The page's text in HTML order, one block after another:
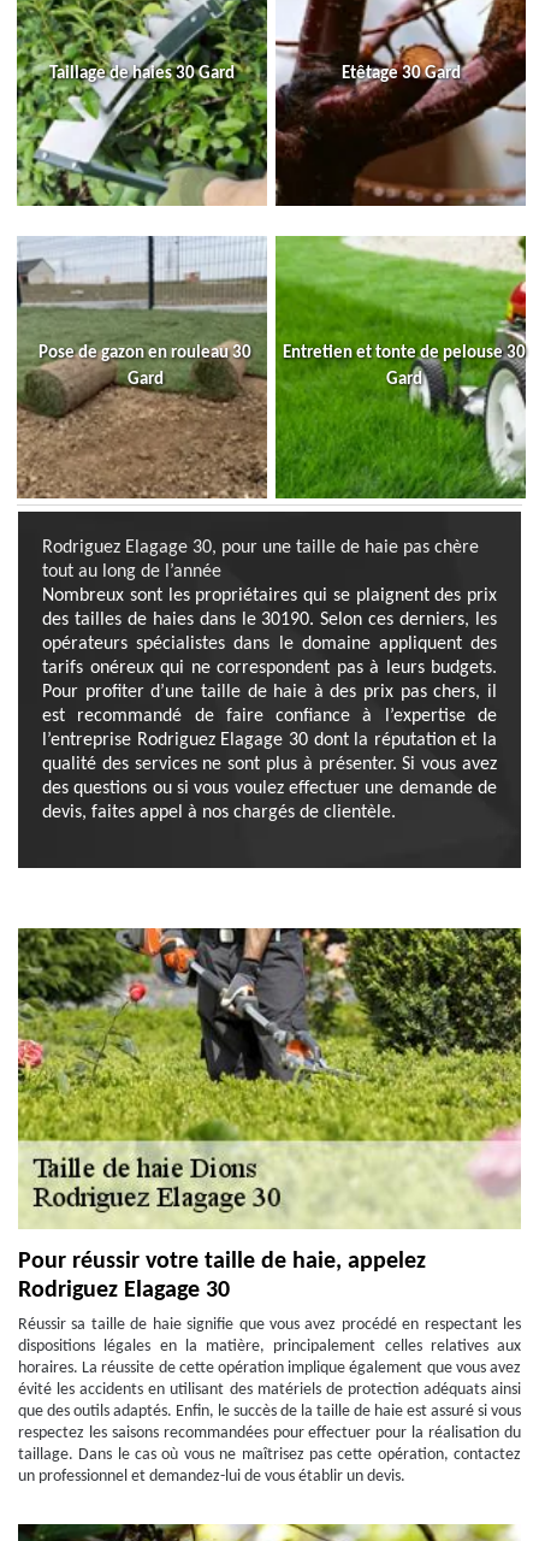
Taillage de haies 30 Gard Etêtage 30 Gard
Pose de gazon en rouleau 30
Gard
Entretien et tonte de pelouse 30
Gard
Rodriguez Elagage 30, pour une taille de haie pas chère
tout au long de l’année
Nombreux sont les propriétaires qui se plaignent des prix
des tailles de haies dans le 30190. Selon ces derniers, les
opérateurs spécialistes dans le domaine appliquent des
tarifs onéreux qui ne correspondent pas à leurs budgets.
Pour profiter d’une taille de haie à des prix pas chers, il
est recommandé de faire confiance à l’expertise de
l’entreprise Rodriguez Elagage 30 dont la réputation et la
qualité des services ne sont plus à présenter. Si vous avez
des questions ou si vous voulez effectuer une demande de
devis, faites appel à nos chargés de clientèle.
Pour réussir votre taille de haie, appelez
Rodriguez Elagage 30
Réussir sa taille de haie signifie que vous avez procédé en respectant les
dispositions légales en la matière, principalement celles relatives aux
horaires. La réussite de cette opération implique également que vous avez
évité les accidents en utilisant des matériels de protection adéquats ainsi
que des outils adaptés. Enfin, le succès de la taille de haie est assuré si vous
respectez les saisons recommandées pour effectuer pour la réalisation du
taillage. Dans le cas où vous ne maîtrisez pas cette opération, contactez
un professionnel et demandez-lui de vous établir un devis.